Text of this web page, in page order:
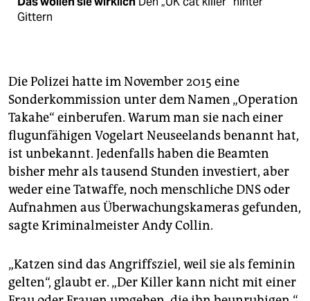
Gittern
Die Polizei hatte im November 2015 eine
Sonderkommission unter dem Namen „Operation
Takahe“ einberufen. Warum man sie nach einer
flugunfähigen Vogelart Neuseelands benannt hat,
ist unbekannt. Jedenfalls haben die Beamten
bisher mehr als tausend Stunden investiert, aber
weder eine Tatwaffe, noch menschliche DNS oder
Aufnahmen aus Überwachungskameras gefunden,
sagte Kriminalmeister Andy Collin.
„Katzen sind das Angriffsziel, weil sie als feminin
gelten“, glaubt er. „Der Killer kann nicht mit einer